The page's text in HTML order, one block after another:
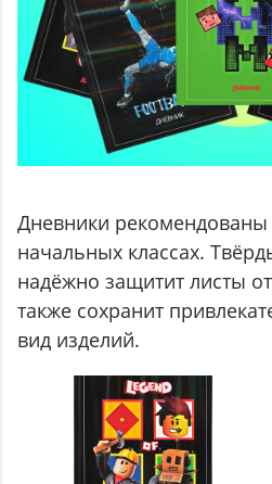
Дневники
начальных классах.
надёжно защитит листы
также сохранит
вид изделий.